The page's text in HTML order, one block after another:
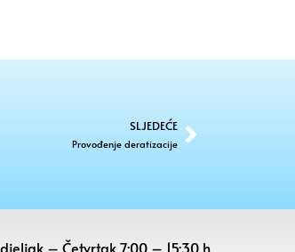
SLJEDEĆE
Provođenje deratizacije
– Četvrtak 7:00 – 15:30 h